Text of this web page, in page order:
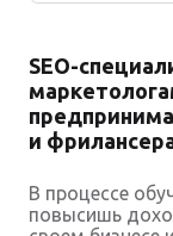
SEO-
и
В процессе
повысишь